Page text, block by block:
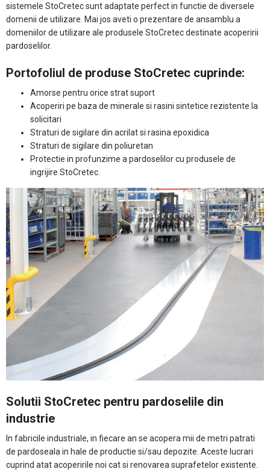
sistemele StoCretec sunt adaptate perfect in functie de diversele
domenii de utilizare. Mai jos aveti o prezentare de ansamblu a
domeniilor de utilizare ale produsele StoCretec destinate acoperirii
pardoselilor.
Portofoliul de produse StoCretec cuprinde:
Amorse pentru orice strat suport
Acoperiri pe baza de minerale si rasini sintetice rezistente la
solicitari
Straturi de sigilare din acrilat si rasina epoxidica
Straturi de sigilare din poliuretan
Protectie in profunzime a pardoselilor cu produsele de
ingrijire StoCretec.
Solutii StoCretec pentru pardoselile din
industrie
In fabricile industriale, in fiecare an se acopera mii de metri patrati
de pardoseala in hale de productie si/sau depozite. Aceste lucrari
cuprind atat acoperirile noi cat si renovarea suprafetelor existente.